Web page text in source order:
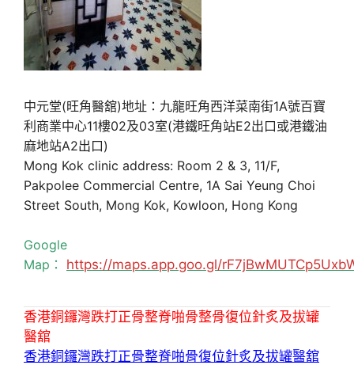
中元堂(旺角醫舘)地址：九龍旺角西洋菜南街1A號百寶
利商業中心11樓02及03室(港鐵旺角站E2出口或港鐵油
麻地站A2出口)
Mong Kok clinic address: Room 2 & 3, 11/F,
Pakpolee Commercial Centre, 1A Sai Yeung Choi
Street South, Mong Kok, Kowloon, Hong Kong
Google
Map： https://maps.app.goo.gl/
香港銅鑼灣跌打正骨整脊啪骨整骨復位針炙及拔罐
醫舘
香港銅鑼灣跌打正骨整脊啪骨復位針炙及拔罐醫舘